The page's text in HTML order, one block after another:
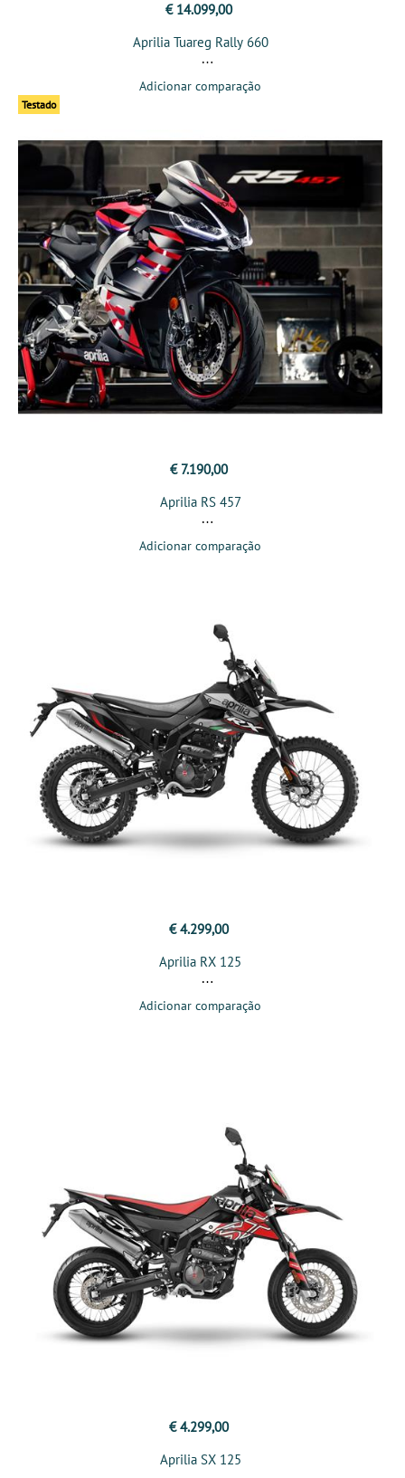
€ 14.099,00
Aprilia Tuareg Rally 660
Adicionar comparação
Testado
€ 7.190,00
Aprilia RS 457
Adicionar comparação
€ 4.299,00
Aprilia RX 125
Adicionar comparação
€ 4.299,00
Aprilia SX 125